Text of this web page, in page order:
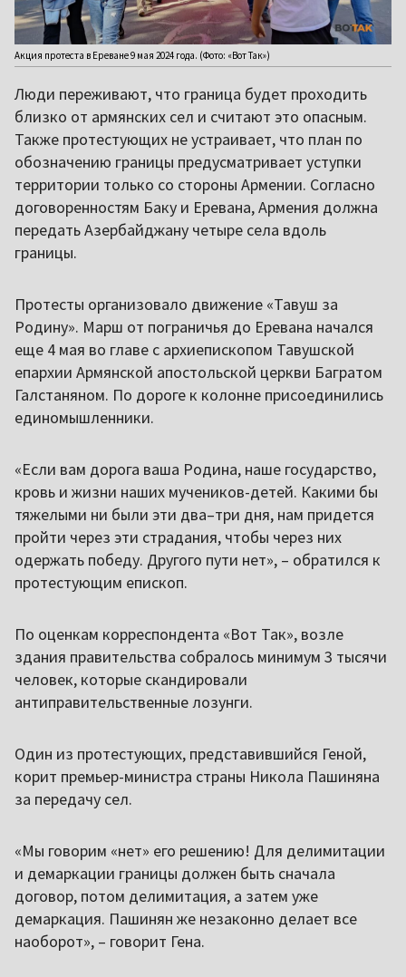
Акция протеста в Ереване 9 мая 2024 года. (Фото: «Вот Так»)
Люди переживают, что граница будет проходить
близко от армянских сел и считают это опасным.
Также протестующих не устраивает, что план по
обозначению границы предусматривает уступки
территории только со стороны Армении. Согласно
договоренностям Баку и Еревана, Армения должна
передать Азербайджану четыре села вдоль
границы.
Протесты организовало движение «Тавуш за
Родину». Марш от пограничья до Еревана начался
еще 4 мая во главе с архиепископом Тавушской
епархии Армянской апостольской церкви Багратом
Галстаняном. По дороге к колонне присоединились
единомышленники.
«Если вам дорога ваша Родина, наше государство,
кровь и жизни наших мучеников-детей. Какими бы
тяжелыми ни были эти два–три дня, нам придется
пройти через эти страдания, чтобы через них
одержать победу. Другого пути нет», – обратился к
протестующим епископ.
По оценкам корреспондента «Вот Так», возле
здания правительства собралось минимум 3 тысячи
человек, которые скандировали
антиправительственные лозунги.
Один из протестующих, представившийся Геной,
корит премьер-министра страны Никола Пашиняна
за передачу сел.
«Мы говорим «нет» его решению! Для делимитации
и демаркации границы должен быть сначала
договор, потом делимитация, а затем уже
демаркация. Пашинян же незаконно делает все
наоборот», – говорит Гена.